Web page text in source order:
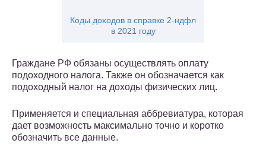
Коды доходов в справке 2-ндфл
в 2021 году
Граждане РФ обязаны осуществлять оплату
подоходного налога. Также он обозначается как
подоходный налог на доходы физических лиц.
Применяется и специальная аббревиатура, которая
дает возможность максимально точно и коротко
обозначить все данные.